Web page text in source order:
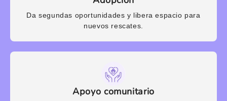
Da segundas oportunidades y libera espacio para
nuevos rescates.
Apoyo comunitario